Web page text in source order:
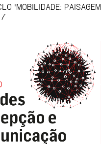
'MOBILIDADE: PAISAGEM